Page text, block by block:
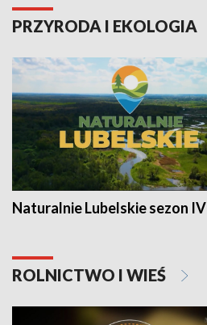
PRZYRODA I EKOLOGIA
Naturalnie Lubelskie sezon IV
ROLNICTWO I WIEŚ